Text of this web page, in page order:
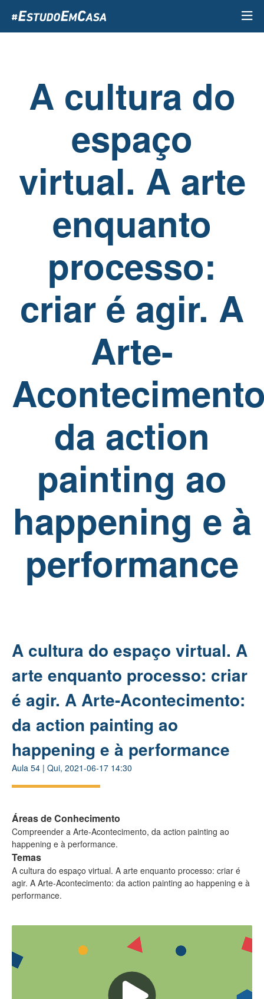
para
o
A cultura do
espaço
virtual. A arte
enquanto
processo:
criar é agir. A
Arte-
da action
painting ao
happening e à
performance
A cultura do espaço virtual. A
arte enquanto processo: criar
é agir. A Arte-Acontecimento:
da action painting ao
happening e à performance
Aula 54 | Qui, 2021-06-17 14:30
Áreas de Conhecimento
Compreender a Arte-Acontecimento, da action painting ao
happening e à performance.
Temas
A cultura do espaço virtual. A arte enquanto processo: criar é
agir. A Arte-Acontecimento: da action painting ao happening e à
performance.